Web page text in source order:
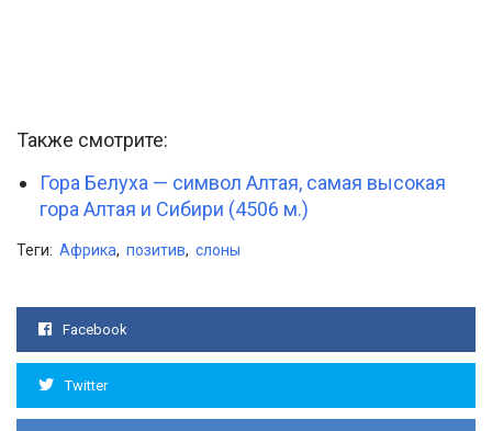
Также смотрите:
Гора Белуха — символ Алтая, самая высокая
гора Алтая и Сибири (4506 м.)
Теги: Африка, позитив, слоны
Facebook
Twitter